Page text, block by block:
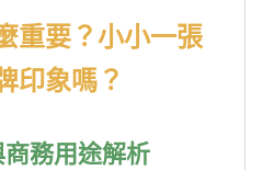
重要？小小一張
印象嗎？
務用途解析